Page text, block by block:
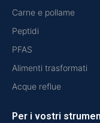
Carne e pollame
Peptidi
PFAS
Alimenti trasformati
Acque reflue
Per i vostri